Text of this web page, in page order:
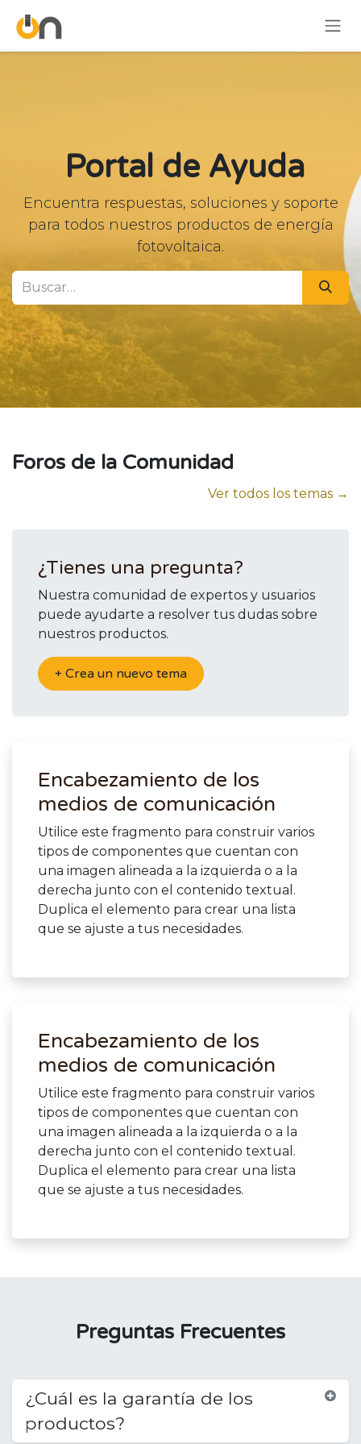
Portal de Ayuda
Encuentra respuestas, soluciones y soporte
para todos nuestros productos de energía
fotovoltaica.
Foros de la Comunidad
Ver todos los temas →
¿Tienes una pregunta?
Nuestra comunidad de expertos y usuarios
puede ayudarte a resolver tus dudas sobre
nuestros productos.
+ Crea un nuevo tema
Encabezamiento de los
medios de comunicación
Utilice este fragmento para construir varios
tipos de componentes que cuentan con
una imagen alineada a la izquierda o a la
derecha junto con el contenido textual.
Duplica el elemento para crear una lista
que se ajuste a tus necesidades.
Encabezamiento de los
medios de comunicación
Utilice este fragmento para construir varios
tipos de componentes que cuentan con
una imagen alineada a la izquierda o a la
derecha junto con el contenido textual.
Duplica el elemento para crear una lista
que se ajuste a tus necesidades.
Preguntas Frecuentes
¿Cuál es la garantía de los
productos?